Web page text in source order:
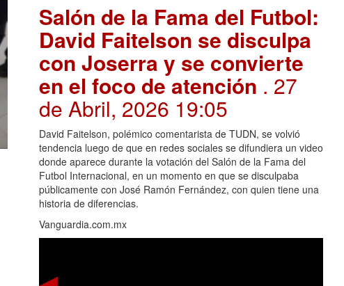
Salón de la Fama del Futbol:
David Faitelson se disculpa
con Joserra y se convierte
en el foco de atención . 27
de Abril, 2026 19:05
David Faitelson, polémico comentarista de TUDN, se volvió
tendencia luego de que en redes sociales se difundiera un video
donde aparece durante la votación del Salón de la Fama del
Futbol Internacional, en un momento en que se disculpaba
públicamente con José Ramón Fernández, con quien tiene una
historia de diferencias.
Vanguardia.com.mx